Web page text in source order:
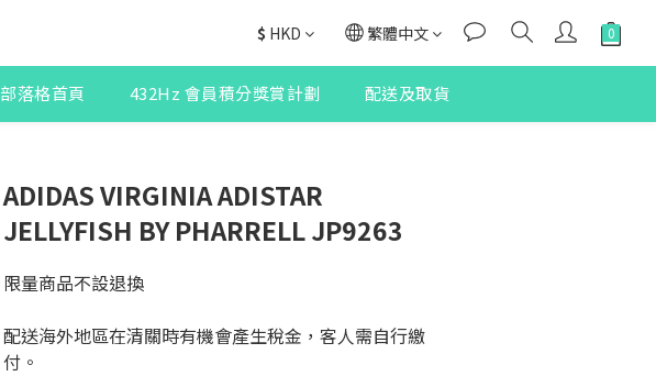
$ HKD 繁體中文
部落格首頁 432Hz 會員積分獎賞計劃 配送及取貨
ADIDAS VIRGINIA ADISTAR
JELLYFISH BY PHARRELL JP9263
限量商品不設退換
配送海外地區在清關時有機會產生稅金，客人需自行繳
付。